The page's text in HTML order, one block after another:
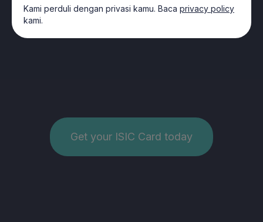
Get your ISIC Card today
Kami perduli dengan privasi kamu. Baca privacy policy
kami.